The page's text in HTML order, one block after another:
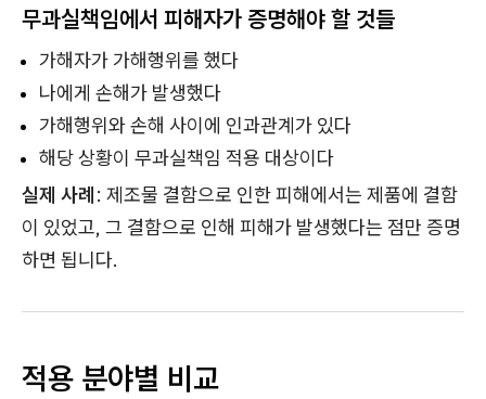
무과실책임에서 피해자가 증명해야 할 것들
가해자가 가해행위를 했다
나에게 손해가 발생했다
가해행위와 손해 사이에 인과관계가 있다
해당 상황이 무과실책임 적용 대상이다
실제 사례: 제조물 결함으로 인한 피해에서는 제품에 결함
이 있었고, 그 결함으로 인해 피해가 발생했다는 점만 증명
하면 됩니다.
적용 분야별 비교